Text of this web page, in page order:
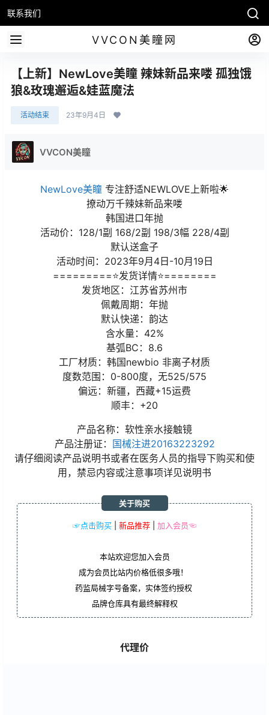
联系我们
VVCON美瞳网
【上新】NewLove美瞳 辣妹新品来喽 孤独饿
狼&玫瑰邂逅&娃蓝魔法
活动结束 23年9月4日
VVCON美瞳
NewLove美瞳 专注舒适NEWLOVE上新啦🌟
撩动万千辣妹新品来喽
韩国进口年抛
活动价：128/1副 168/2副 198/3幅 228/4副
默认送盒子
活动时间：2023年9月4日-10月19日
=========⭐发货详情⭐========
发货地区：江苏省苏州市
佩戴周期：年抛
默认快递：韵达
含水量：42%
基弧BC：8.6
工厂材质：韩国newbio 非离子材质
度数范围：0-800度，无525/575
偏远：新疆，西藏+15运费
顺丰：+20
产品名称：软性亲水接触镜
产品注册证：
国械注进20163223292
请仔细阅读产品说明书或者在医务人员的指导下购买和使
用，禁忌内容或注意事项详见说明书
☞点击购买 新品推荐 加入会员☜
关于购买
本站欢迎您加入会员
成为会员比站内价格低很多哦！
药监局械字号备案，实体签约授权
品牌仓库具有最终解释权
代理价